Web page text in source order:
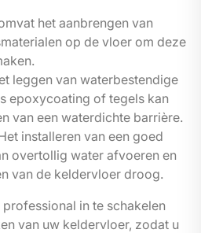
het aanbrengen van
op de vloer om deze
leggen van waterbestendige
epoxycoating of tegels kan
van een waterdichte barrière.
installeren van een goed
overtollig water afvoeren en
van de keldervloer droog.
in te schakelen
van uw keldervloer, zodat u